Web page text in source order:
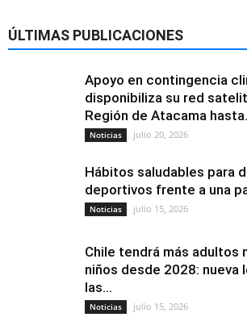
ÚLTIMAS PUBLICACIONES
Apoyo en contingencia
disponibiliza su red
Región de Atacama
Noticias julio 20, 2026
Hábitos saludables para
deportivos frente a una
Noticias julio 15, 2026
Chile tendrá más adultos
niños desde 2028: nueva
las...
Noticias julio 15, 2026